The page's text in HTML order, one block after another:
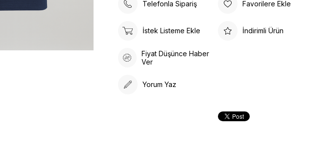
Telefonla Sipariş Favorilere Ekle
İstek Listeme Ekle İndirimli Ürün
Fiyat Düşünce Haber
Ver
Yorum Yaz